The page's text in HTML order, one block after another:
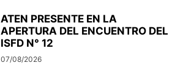
ATEN PRESENTE EN LA
APERTURA DEL ENCUENTRO DEL
ISFD N° 12
07/08/2026